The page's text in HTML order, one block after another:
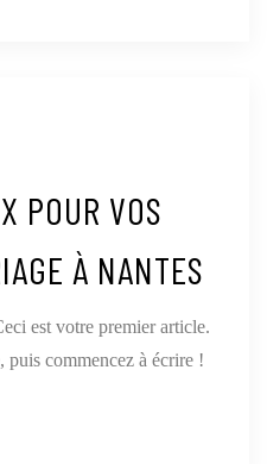
POUR VOS
À NANTES
est votre premier article.
commencez à écrire !